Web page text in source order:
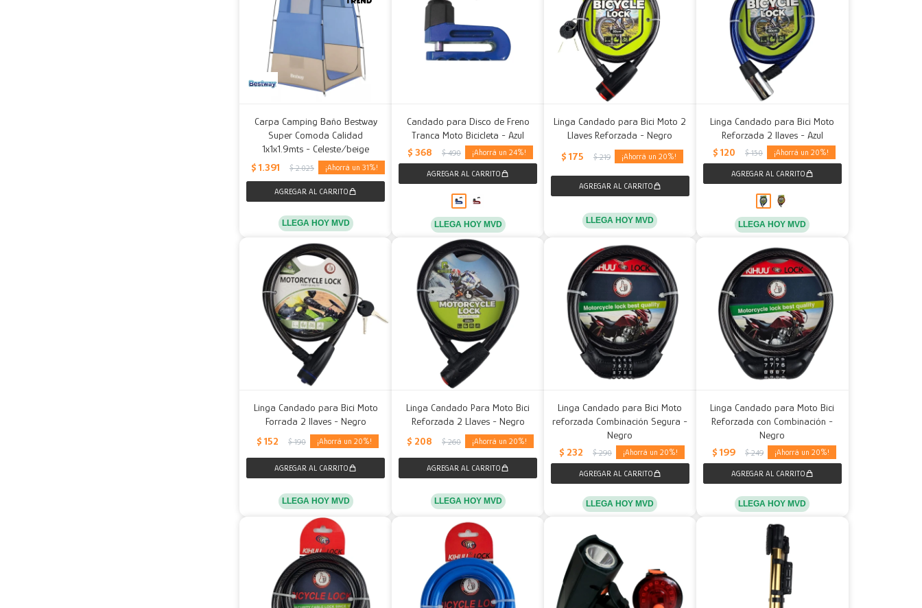
Carpa Camping Baño Bestway
Super Comoda Calidad
1x1x1.9mts - Celeste/beige
$ 1.391 $ 2.025 31
LLEGA HOY MVD
Candado para Disco de Freno
Tranca Moto Bicicleta - Azul
$ 368 $ 490 24
LLEGA HOY MVD
Linga Candado para Bici Moto 2
Llaves Reforzada - Negro
$ 175 $ 219 20
LLEGA HOY MVD
Linga Candado para Bici Moto
Reforzada 2 llaves - Azul
$ 120 $ 150 20
LLEGA HOY MVD
Linga Candado para Bici Moto
Forrada 2 llaves - Negro
$ 152 $ 190 20
LLEGA HOY MVD
Linga Candado Para Moto Bici
Reforzada 2 Llaves - Negro
$ 208 $ 260 20
LLEGA HOY MVD
Linga Candado para Bici Moto
reforzada Combinación Segura -
Negro
$ 232 $ 290 20
LLEGA HOY MVD
Linga Candado para Moto Bici
Reforzada con Combinación -
Negro
$ 199 $ 249 20
LLEGA HOY MVD